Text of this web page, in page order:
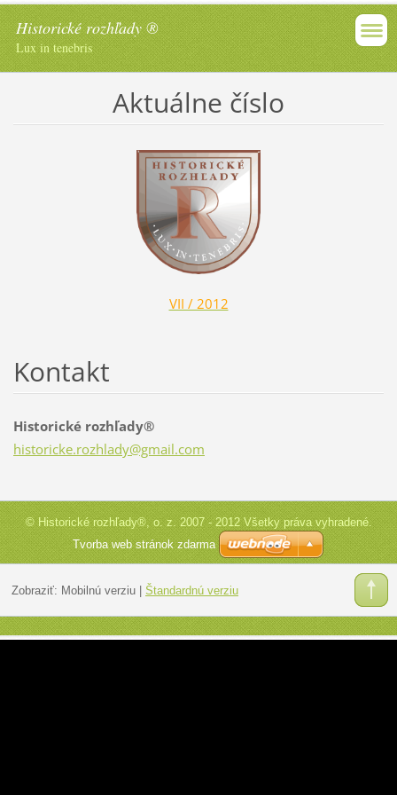
Historické rozhľady ®
Lux in tenebris
Aktuálne číslo
VII / 2012
Kontakt
Historické rozhľady®
historicke.rozhlady@gmail.com
© Historické rozhľady®, o. z. 2007 - 2012 Všetky práva vyhradené.
Tvorba web stránok zdarma
Zobraziť: Mobilnú verziu| Štandardnú verziu